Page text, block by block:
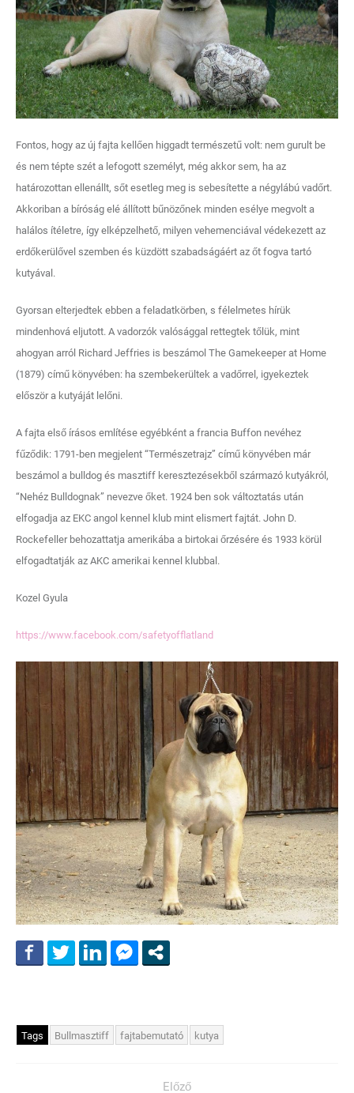
Fontos, hogy az új fajta kellően higgadt természetű volt: nem gurult be
és nem tépte szét a lefogott személyt, még akkor sem, ha az
határozottan ellenállt, sőt esetleg meg is sebesítette a négylábú vadőrt.
Akkoriban a bíróság elé állított bűnözőnek minden esélye megvolt a
halálos ítéletre, így elképzelhető, milyen vehemenciával védekezett az
erdőkerülővel szemben és küzdött szabadságáért az őt fogva tartó
kutyával.
Gyorsan elterjedtek ebben a feladatkörben, s félelmetes hírük
mindenhová eljutott. A vadorzók valósággal rettegtek tőlük, mint
ahogyan arról Richard Jeffries is beszámol The Gamekeeper at Home
(1879) című könyvében: ha szembekerültek a vadőrrel, igyekeztek
először a kutyáját lelőni.
A fajta első írásos említése egyébként a francia Buffon nevéhez
fűződik: 1791-ben megjelent “Természetrajz” című könyvében már
beszámol a bulldog és masztiff keresztezésekből származó kutyákról,
“Nehéz Bulldognak” nevezve őket. 1924 ben sok változtatás után
elfogadja az EKC angol kennel klub mint elismert fajtát. John D.
Rockefeller behozattatja amerikába a birtokai őrzésére és 1933 körül
elfogadtatják az AKC amerikai kennel klubbal.
Kozel Gyula
https://www.facebook.com/safetyofflatland
Tags Bullmasztiff fajtabemutató kutya
Előző